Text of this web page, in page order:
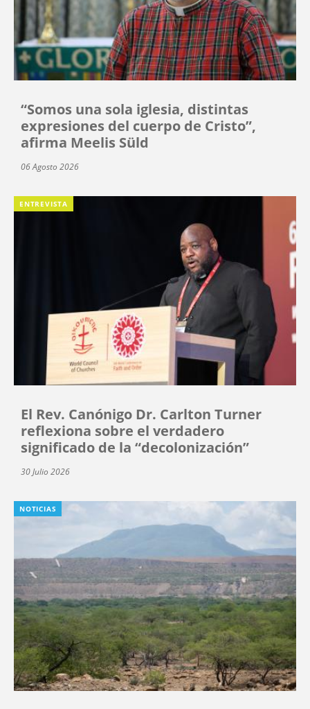
“Somos una sola iglesia, distintas
expresiones del cuerpo de Cristo”,
afirma Meelis Süld
06 Agosto 2026
ENTREVISTA
El Rev. Canónigo Dr. Carlton Turner
reflexiona sobre el verdadero
significado de la “decolonización”
30 Julio 2026
NOTICIAS